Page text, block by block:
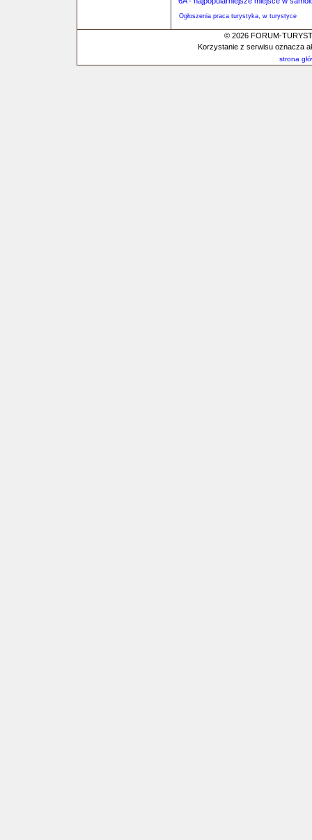
Ogłoszenia praca turystyka, w turystyce
© 2026 FORUM-
Korzystanie z serwisu oznacza
strona